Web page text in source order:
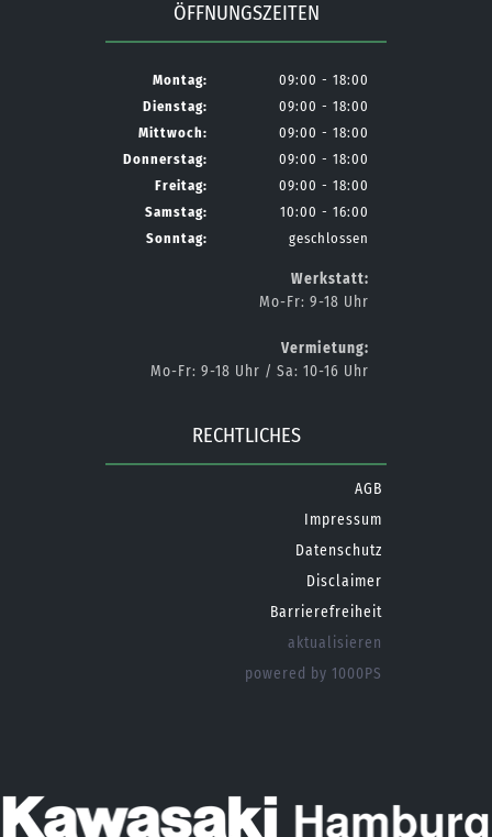
ÖFFNUNGSZEITEN
Montag:
09:00 - 18:00
Dienstag:
09:00 - 18:00
Mittwoch:
09:00 - 18:00
Donnerstag:
09:00 - 18:00
Freitag:
09:00 - 18:00
Samstag:
10:00 - 16:00
Sonntag:
geschlossen
Werkstatt:
Mo-Fr: 9-18 Uhr
Vermietung:
Mo-Fr: 9-18 Uhr / Sa: 10-16 Uhr
RECHTLICHES
AGB
Impressum
Datenschutz
Disclaimer
Barrierefreiheit
aktualisieren
powered by 1000PS